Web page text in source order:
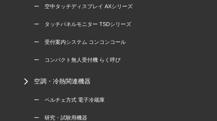
ー 空中タッチディスプレイ AXシリーズ
ー タッチパネルモニター TSDシリーズ
ー 受付案内システム コンコンコール
ー コンパクト無人受付機 らく呼び
空調・冷熱関連機器
ー ペルチェ方式 電子冷蔵庫
ー 研究・試験用機器